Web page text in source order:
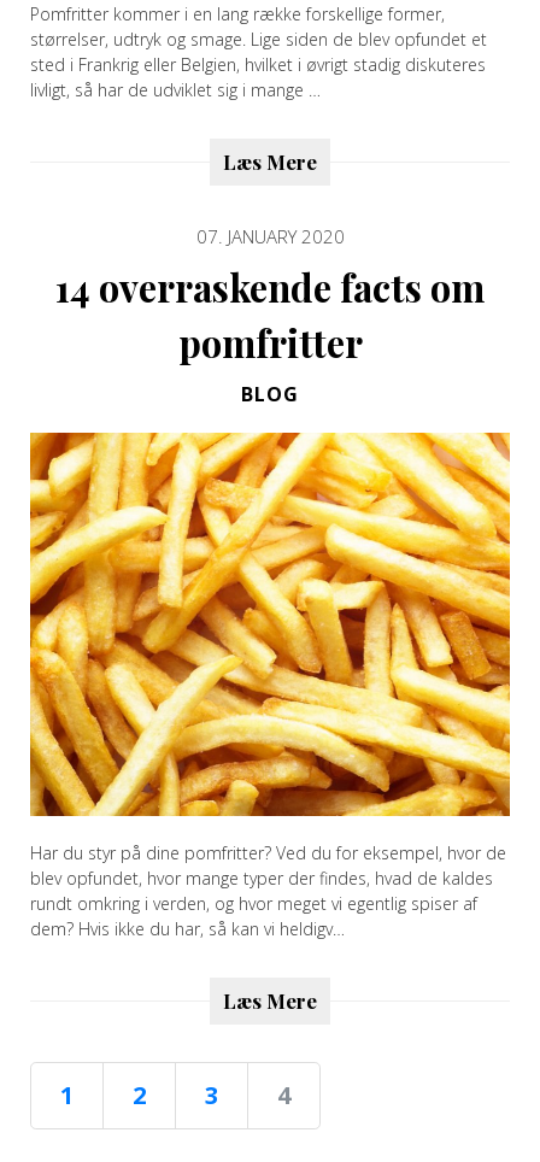
Pomfritter kommer i en lang række forskellige former,
størrelser, udtryk og smage. Lige siden de blev opfundet et
sted i Frankrig eller Belgien, hvilket i øvrigt stadig diskuteres
livligt, så har de udviklet sig i mange …
Læs Mere
07. JANUARY 2020
14 overraskende facts om
pomfritter
BLOG
Har du styr på dine pomfritter? Ved du for eksempel, hvor de
blev opfundet, hvor mange typer der findes, hvad de kaldes
rundt omkring i verden, og hvor meget vi egentlig spiser af
dem? Hvis ikke du har, så kan vi heldigv…
Læs Mere
1 2 3 4